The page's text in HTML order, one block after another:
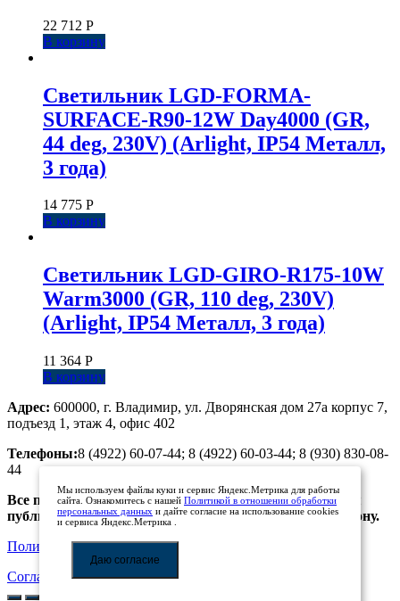
22 712 Р
В корзину
Светильник LGD-FORMA-
SURFACE-R90-12W Day4000 (GR,
44 deg, 230V) (Arlight, IP54 Металл,
3 года)
14 775 Р
В корзину
Светильник LGD-GIRO-R175-10W
Warm3000 (GR, 110 deg, 230V)
(Arlight, IP54 Металл, 3 года)
11 364 Р
В корзину
Адрес: 600000, г. Владимир, ул. Дворянская дом 27а корпус 7,
подъезд 1, этаж 4, офис 402
Телефоны:8 (4922) 60-07-44; 8 (4922) 60-03-44; 8 (930) 830-08-
44
Все предложения, размещенные на сайте, не являются
публичной офертой. Просьба уточнять цены по телефону.
Политика обработки персональных данных
Соглашение на обработку персональных данных
Мы используем файлы куки и сервис Яндекс.Метрика для работы
сайта. Ознакомитесь с нашей Политикой в отношении обработки
персональных данных и дайте согласие на использование cookies
и сервиса Яндекс.Метрика .
Даю согласие